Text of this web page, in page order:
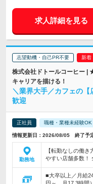
求人詳細を見る
志望動機・自己PR不要
株式会社ドトールコーヒー
キャリアを描ける！
＼業界大手／カフェの
歓迎
正社員 職種・業種未経験OK
情報更新日：2026/08/05 終了予
勤務地
【転勤なしの働
やすい店舗多数！
■大卒以上／月給